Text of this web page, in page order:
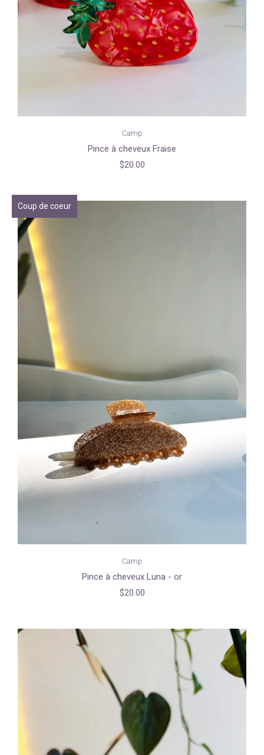
Camp
Pince à cheveux Fraise
$20.00
Coup de coeur
Camp
Pince à cheveux Luna - or
$20.00